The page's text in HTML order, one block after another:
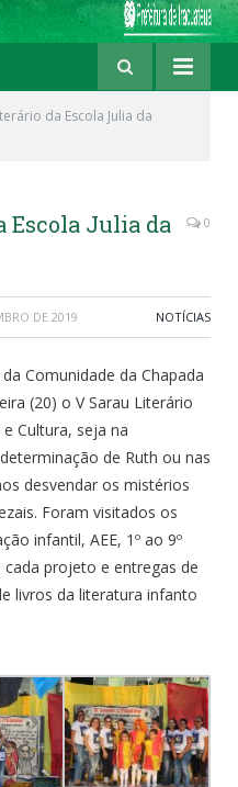
da Escola Julia da
Escola Julia da
0
DE 2019 NOTÍCIAS
Comunidade da Chapada
(20) o V Sarau Literário
Cultura, seja na
de Ruth ou nas
desvendar os mistérios
Foram visitados os
infantil, AEE, 1º ao 9º
projeto e entregas de
livros da literatura infanto